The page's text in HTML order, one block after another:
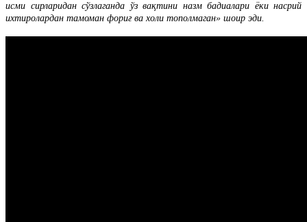
исми сирларидан сўзлаганда ўз вақтини назм бадиалари ёки насрий
ихтиролардан тамоман фориғ ва холи тополмаган» шоир эди.